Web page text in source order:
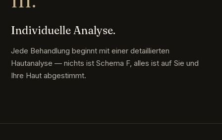
Individuelle Analyse.
Jede Behandlung beginnt mit einer detaillierten
Hautanalyse — nichts ist Schema F, alles ist auf Sie und
Ihre Haut abgestimmt.